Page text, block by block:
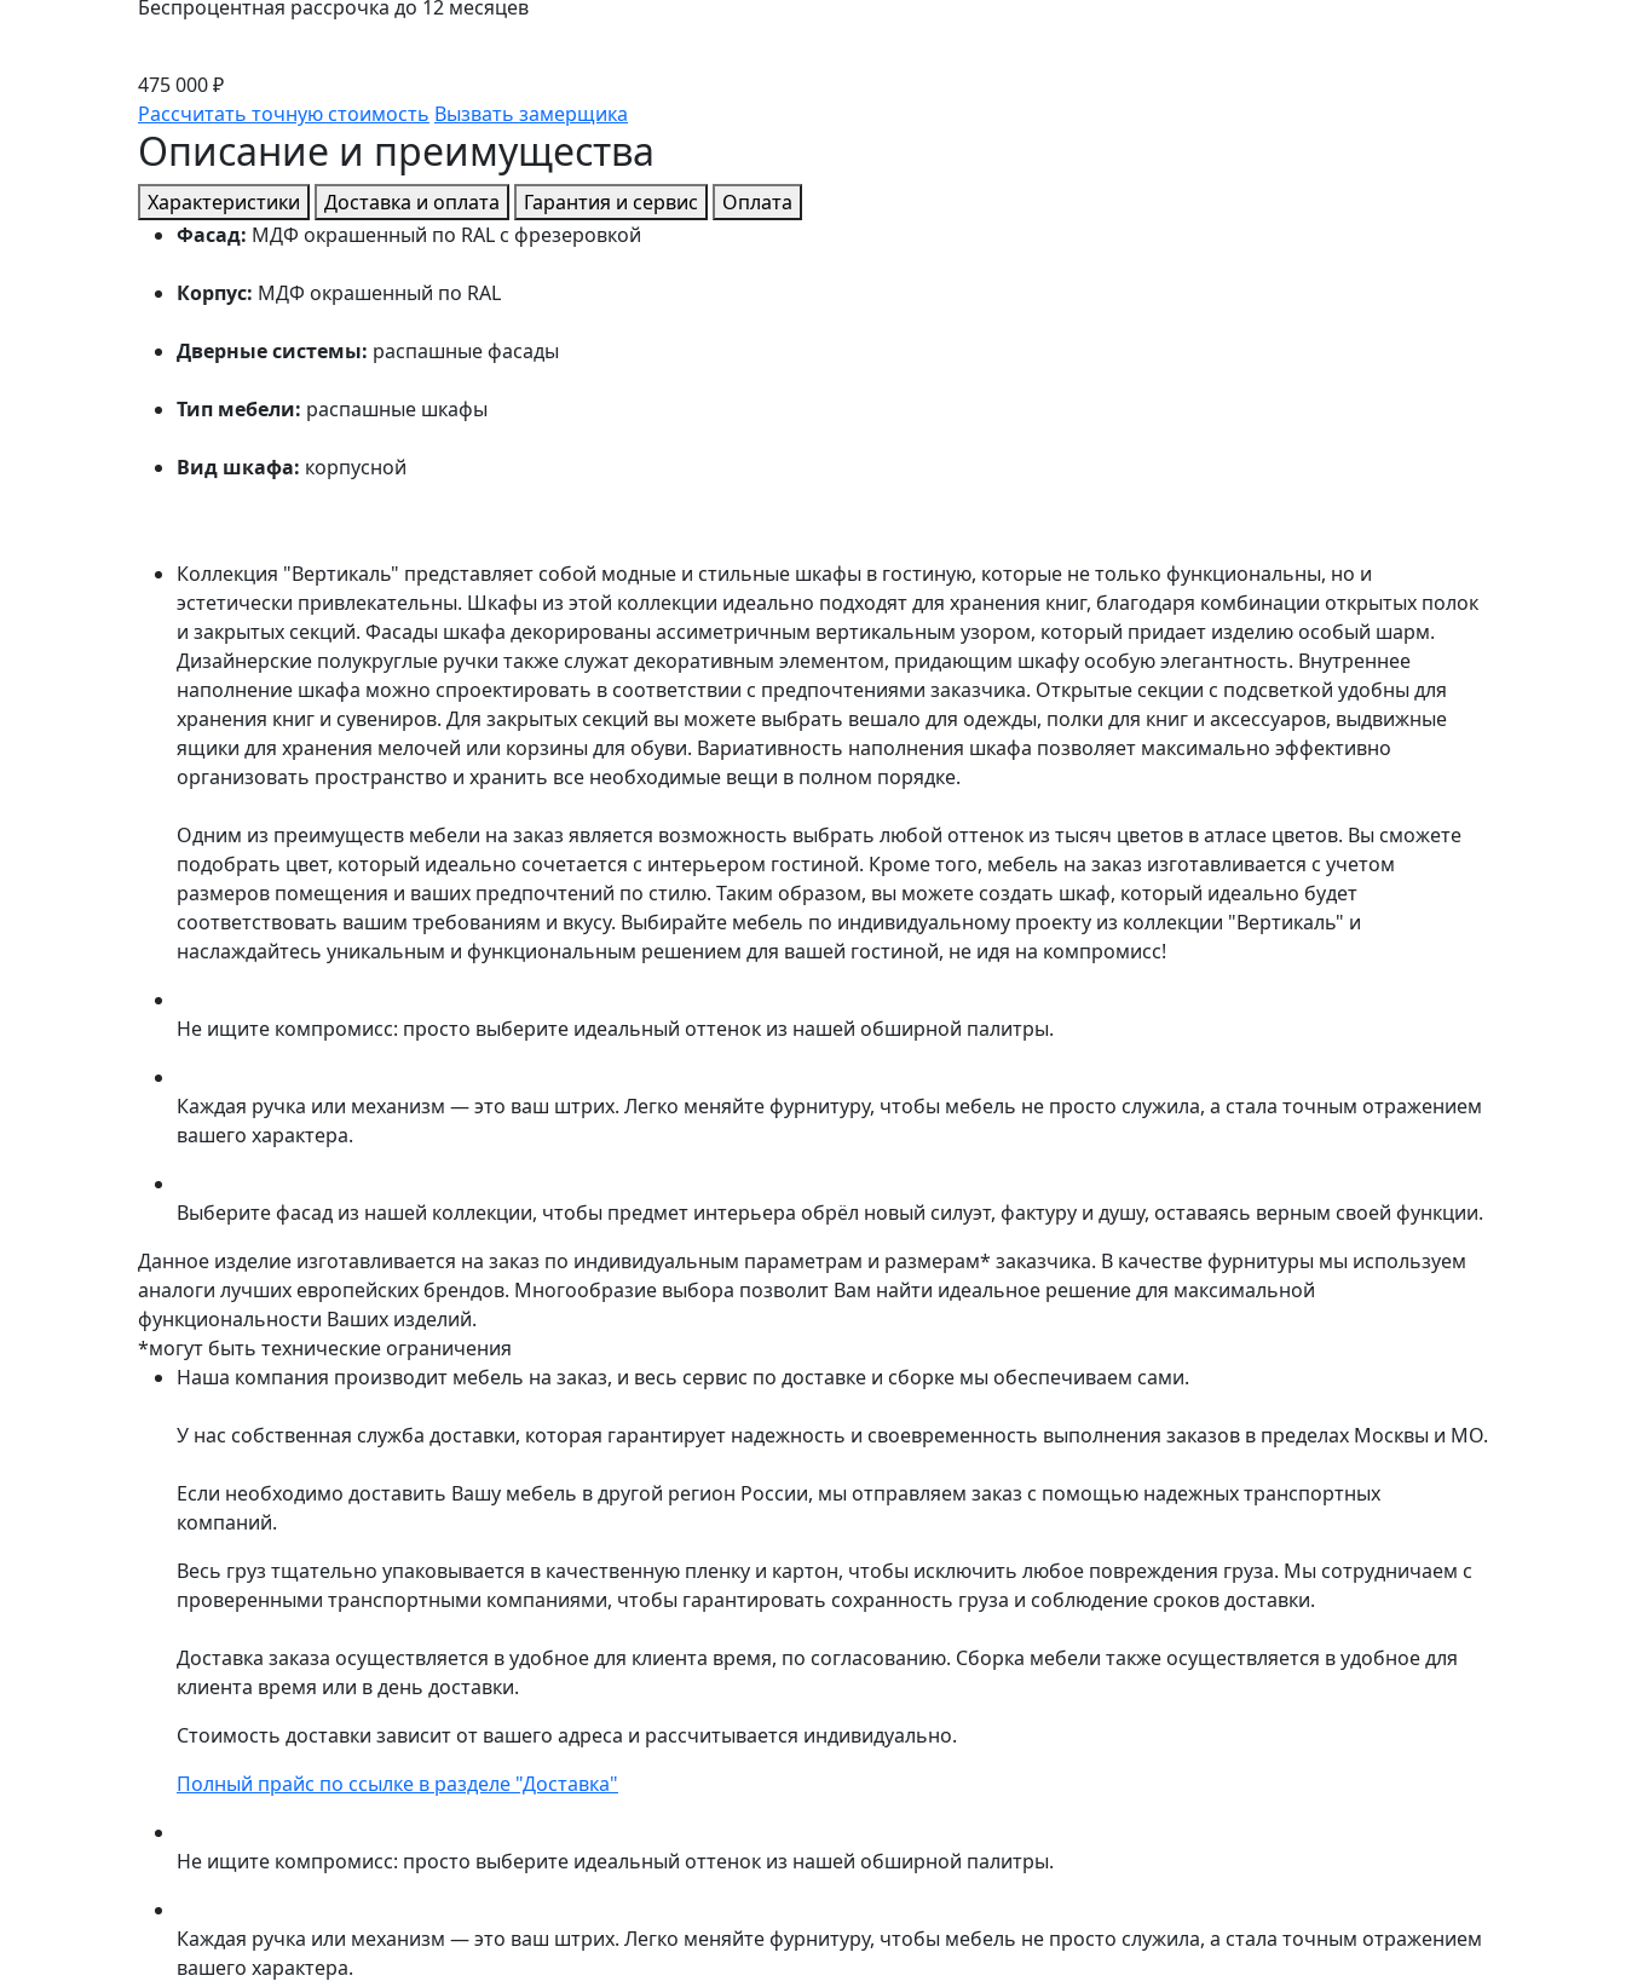
Беспроцентная рассрочка до 12 месяцев
475 000 ₽
Рассчитать точную стоимость Вызвать замерщика
Описание и преимущества
Характеристики Доставка и оплата Гарантия и сервис
Оплата
Фасад: МДФ окрашенный по RAL с фрезеровкой
Корпус: МДФ окрашенный по RAL
Дверные системы: распашные фасады
Тип мебели: распашные шкафы
Вид шкафа: корпусной
Коллекция "Вертикаль" представляет собой модные и стильные шкафы в гостиную, которые не только функциональны, но и
эстетически привлекательны. Шкафы из этой коллекции идеально подходят для хранения книг, благодаря комбинации открытых полок
и закрытых секций. Фасады шкафа декорированы ассиметричным вертикальным узором, который придает изделию особый шарм.
Дизайнерские полукруглые ручки также служат декоративным элементом, придающим шкафу особую элегантность. Внутреннее
наполнение шкафа можно спроектировать в соответствии с предпочтениями заказчика. Открытые секции с подсветкой удобны для
хранения книг и сувениров. Для закрытых секций вы можете выбрать вешало для одежды, полки для книг и аксессуаров, выдвижные
ящики для хранения мелочей или корзины для обуви. Вариативность наполнения шкафа позволяет максимально эффективно
организовать пространство и хранить все необходимые вещи в полном порядке.
Одним из преимуществ мебели на заказ является возможность выбрать любой оттенок из тысяч цветов в атласе цветов. Вы сможете
подобрать цвет, который идеально сочетается с интерьером гостиной. Кроме того, мебель на заказ изготавливается с учетом
размеров помещения и ваших предпочтений по стилю. Таким образом, вы можете создать шкаф, который идеально будет
соответствовать вашим требованиям и вкусу. Выбирайте мебель по индивидуальному проекту из коллекции "Вертикаль" и
наслаждайтесь уникальным и функциональным решением для вашей гостиной, не идя на компромисс!
Не ищите компромисс: просто выберите идеальный оттенок из нашей обширной палитры.
Каждая ручка или механизм — это ваш штрих. Легко меняйте фурнитуру, чтобы мебель не просто служила, а стала точным отражением
вашего характера.
Выберите фасад из нашей коллекции, чтобы предмет интерьера обрёл новый силуэт, фактуру и душу, оставаясь верным своей функции.
Данное изделие изготавливается на заказ по индивидуальным параметрам и размерам* заказчика. В качестве фурнитуры мы используем
аналоги лучших европейских брендов. Многообразие выбора позволит Вам найти идеальное решение для максимальной
функциональности Ваших изделий.
*могут быть технические ограничения
Наша компания производит мебель на заказ, и весь сервис по доставке и сборке мы обеспечиваем сами.
У нас собственная служба доставки, которая гарантирует надежность и своевременность выполнения заказов в пределах Москвы и МО.
Если необходимо доставить Вашу мебель в другой регион России, мы отправляем заказ с помощью надежных транспортных
компаний.
Весь груз тщательно упаковывается в качественную пленку и картон, чтобы исключить любое повреждения груза. Мы сотрудничаем с
проверенными транспортными компаниями, чтобы гарантировать сохранность груза и соблюдение сроков доставки.
Доставка заказа осуществляется в удобное для клиента время, по согласованию. Сборка мебели также осуществляется в удобное для
клиента время или в день доставки.
Стоимость доставки зависит от вашего адреса и рассчитывается индивидуально.
Полный прайс по ссылке в разделе "Доставка"
Не ищите компромисс: просто выберите идеальный оттенок из нашей обширной палитры.
Каждая ручка или механизм — это ваш штрих. Легко меняйте фурнитуру, чтобы мебель не просто служила, а стала точным отражением
вашего характера.